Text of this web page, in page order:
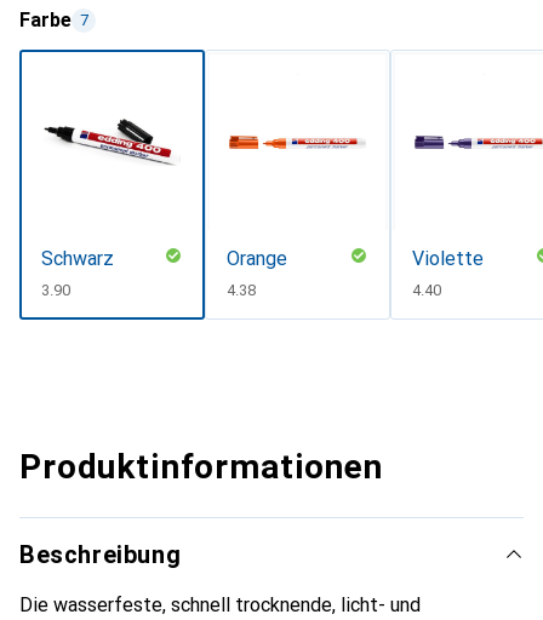
Farbe 7
Schwarz
CHF
3.90
Orange
CHF
4.38
Violette
CHF
4.40
Produktinformationen
Beschreibung
Die wasserfeste, schnell trocknende, licht- und